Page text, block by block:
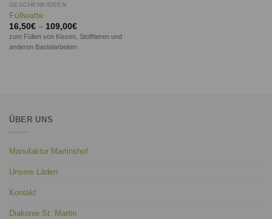
GESCHENKIDEEN
Füllwatte
16,50€– 109,00€
zum Füllen von Kissen, Stofftieren und
anderen Bastelarbeiten
ÜBER UNS
Manufaktur Martinshof
Unsere Läden
Kontakt
Diakonie St. Martin